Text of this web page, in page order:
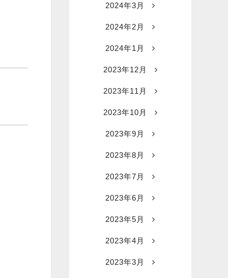
2024年3月
2024年2月
2024年1月
2023年12月
2023年11月
2023年10月
2023年9月
2023年8月
2023年7月
2023年6月
2023年5月
2023年4月
2023年3月